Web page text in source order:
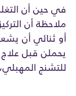
في حين أن
ملاحظة أن
أو ثنائي أن
يحملن قبل
للتشنج